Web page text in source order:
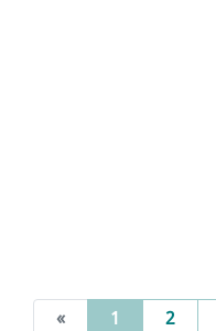
« 1 (current)
2